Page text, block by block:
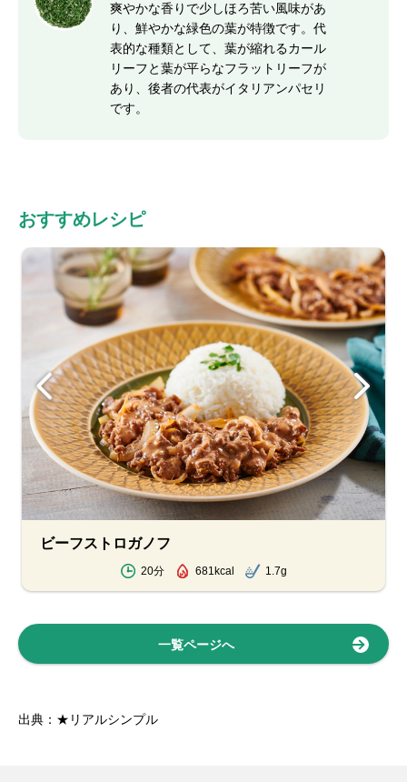
爽やかな香りで少しほろ苦い風味があ
り、鮮やかな緑色の葉が特徴です。代
表的な種類として、葉が縮れるカール
リーフと葉が平らなフラットリーフが
あり、後者の代表がイタリアンパセリ
です。
おすすめレシピ
ビーフストロガノフ
20分 681kcal 1.7g
一覧ページへ
出典：★リアルシンプル